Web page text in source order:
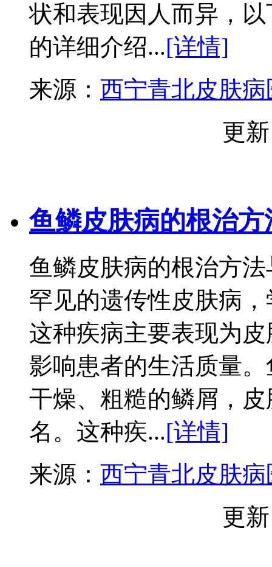
状和表现因人而异，
的详细介绍...[详情]
来源： 西宁青北皮肤病
更
鱼鳞皮肤病的根治
鱼鳞皮肤病的根治方
罕见的遗传性皮肤病
这种疾病主要表现为
影响患者的生活质量
干燥、粗糙的鳞屑，
名。这种疾...[详情]
来源： 西宁青北皮肤病
更